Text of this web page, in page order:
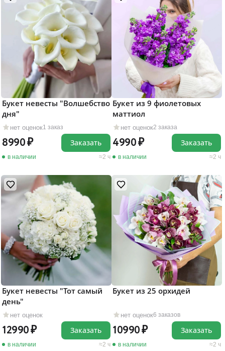
нет оценок1 заказ
Букет невесты "Волшебство
дня"
8990
в наличии 2 ч
Заказать
нет оценок2 заказа
Букет из 9 фиолетовых
маттиол
4990
в наличии 2 ч
Заказать
нет оценок
Букет невесты "Тот самый
день"
12990
в наличии 2 ч
Заказать
нет оценок6 заказов
Букет из 25 орхидей
10990
в наличии 2 ч
Заказать